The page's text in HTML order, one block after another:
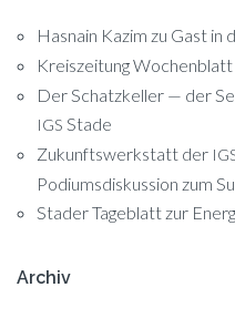
Hasnain Kazim zu Gast in
Kreiszeitung
Der Schatzkeller — der
IGS Stade
Zukunftswerkstatt der
Podiumsdiskussion zum
Stader Tageblatt zur
Archiv